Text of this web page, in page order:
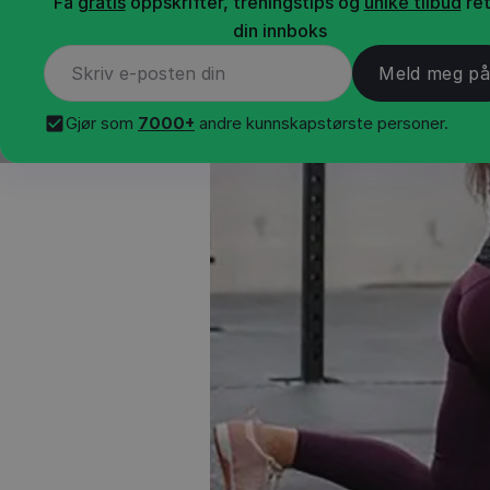
din innboks
Gjør som 7000+ andre kunnskapstørste personer.